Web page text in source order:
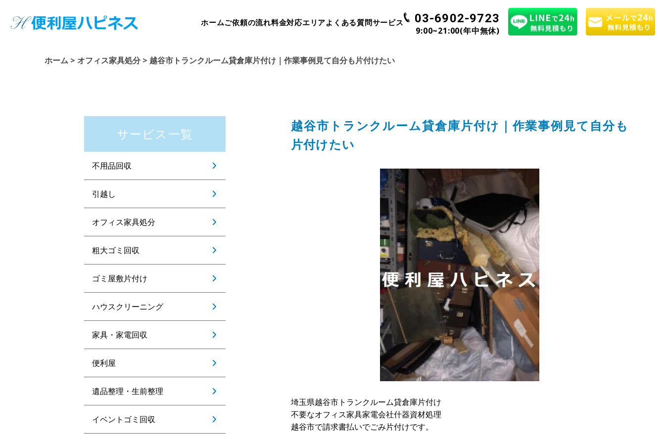
ホームご依頼の流れ料金対応エリアよくある質問サービス 03-6902-9723
9:00~21:00(年中無休)
ホーム > オフィス家具処分> 越谷市トランクルーム貸倉庫片付け｜作業事例見て自分も片付けたい
サービス一覧
不用品回収
引越し
オフィス家具処分
粗大ゴミ回収
ゴミ屋敷片付け
ハウスクリーニング
家具・家電回収
便利屋
遺品整理・生前整理
イベントゴミ回収
越谷市トランクルーム貸倉庫片付け｜作業事例見て自分も
片付けたい
埼玉県越谷市トランクルーム貸倉庫片付け
不要なオフィス家具家電会社什器資材処理
越谷市で請求書払いでごみ片付けです。